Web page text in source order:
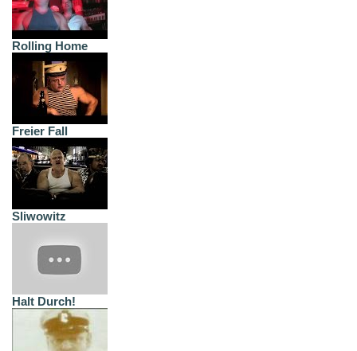
Rolling Home
Freier Fall
Sliwowitz
Halt Durch!